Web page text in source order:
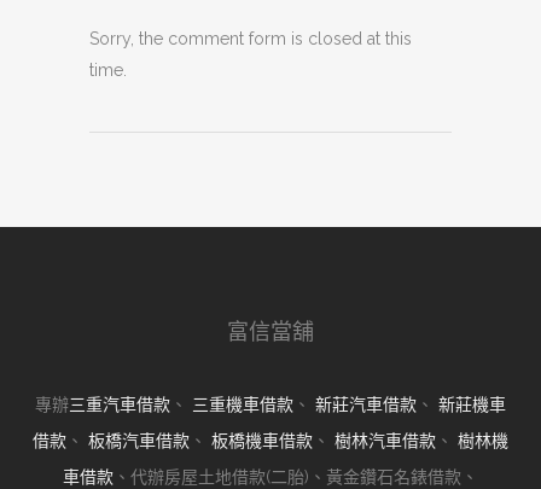
Sorry, the comment form is closed at this
time.
富信當舖
專辦三重汽車借款 、 三重機車借款 、 新莊汽車借款 、 新莊機車
借款 、 板橋汽車借款 、 板橋機車借款 、 樹林汽車借款 、 樹林機
車借款 、代辦房屋土地借款(二胎)、黃金鑽石名錶借款、